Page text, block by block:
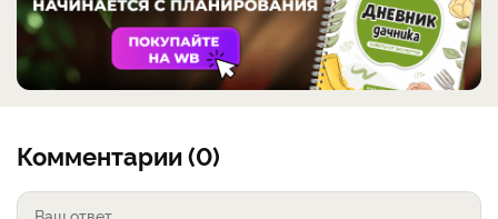
Комментарии (0)